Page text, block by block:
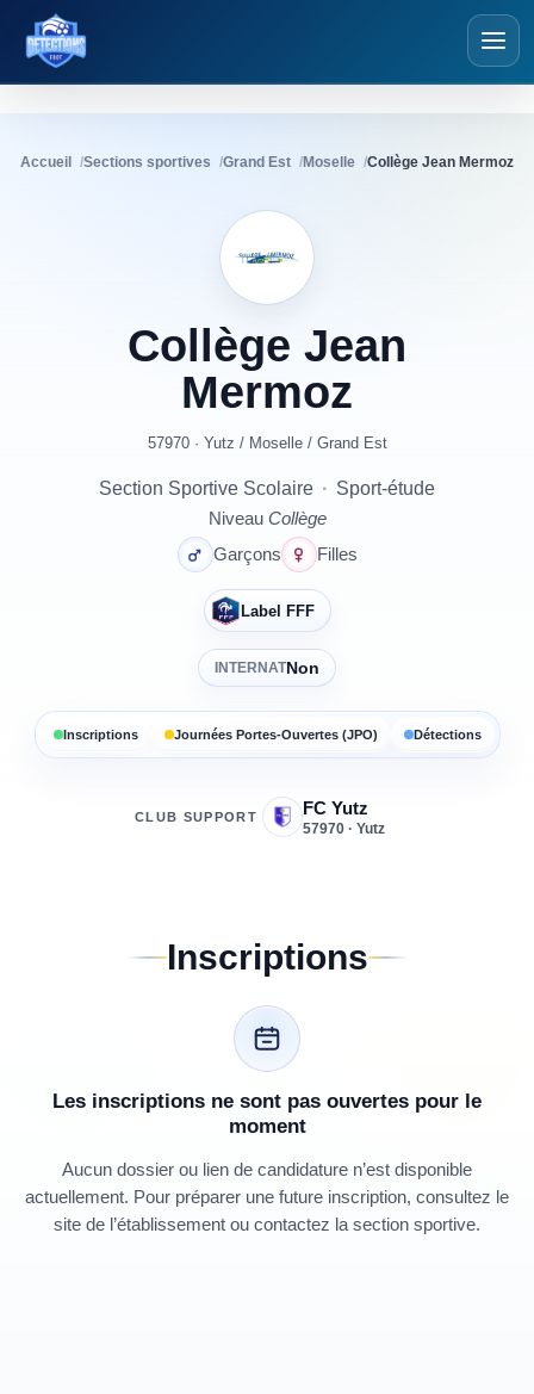
Détections Foot
Accueil Sections sportives Grand Est Moselle Collège Jean Mermoz
Collège Jean
Mermoz
57970 · Yutz / Moselle/ Grand Est
Section Sportive Scolaire · Sport-étude
Niveau Collège
Garçons
Filles
Label FFF
INTERNATNon
Inscriptions Journées Portes-Ouvertes (JPO) Détections
CLUB SUPPORT FC Yutz
57970 · Yutz
Inscriptions
Les inscriptions ne sont pas ouvertes pour le
moment
Aucun dossier ou lien de candidature n’est disponible
actuellement. Pour préparer une future inscription, consultez le
site de l’établissement ou contactez la section sportive.